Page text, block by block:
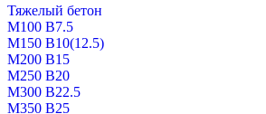
Тяжелый бетон
М100 В7.5
М150 В10(12.5)
М200 В15
М250 В20
М300 В22.5
М350 В25